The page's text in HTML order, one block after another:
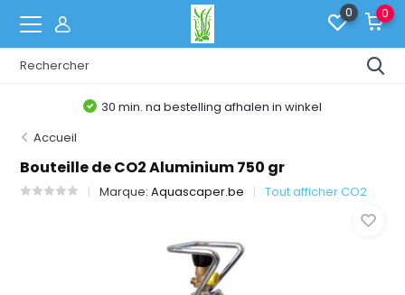
0 0
30 min. na bestelling afhalen in winkel
Accueil
Bouteille de CO2 Aluminium 750 gr
Marque:Aquascaper.be Tout afficher CO2